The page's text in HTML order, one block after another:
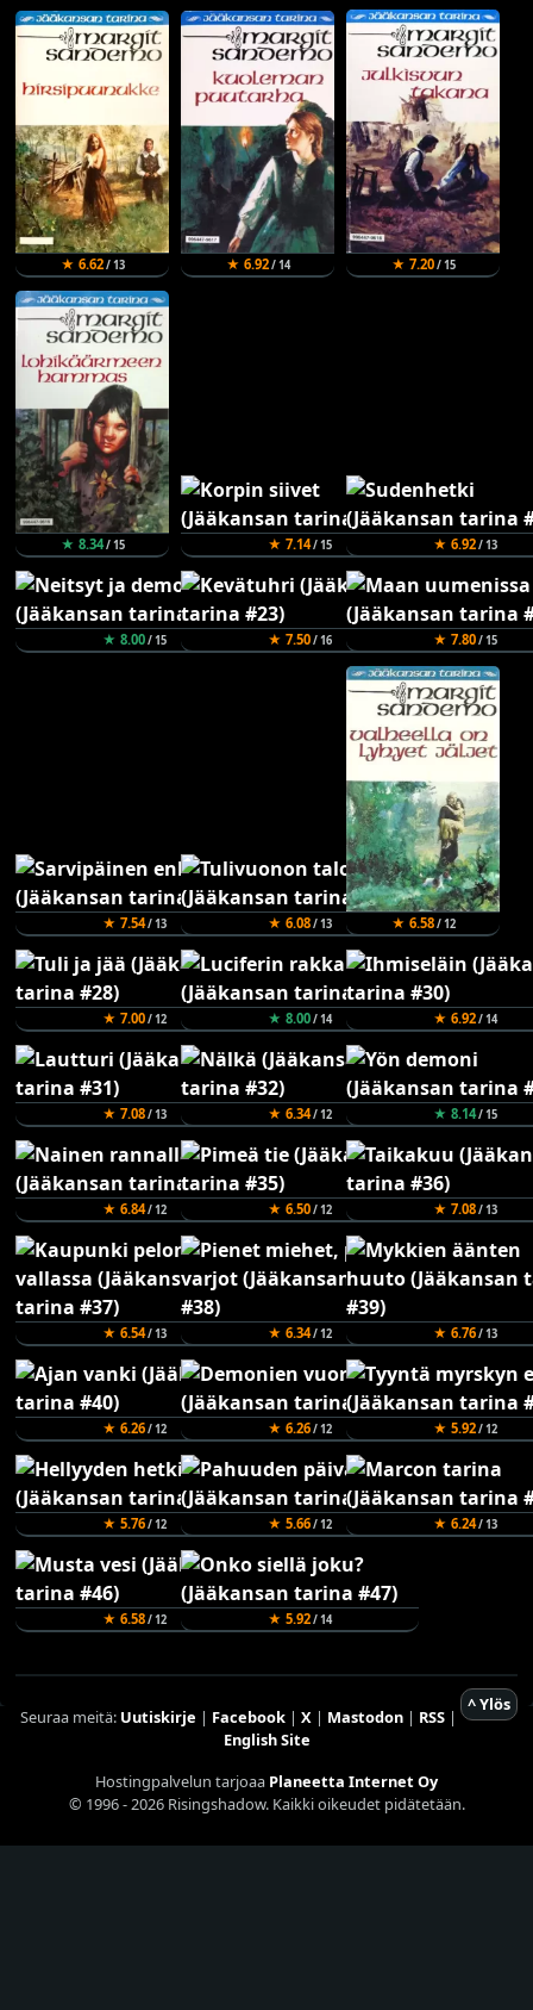
★ 6.62/ 13 ★ 6.92/ 14 ★ 7.20/ 15
★ 8.34/ 15 ★ 7.14/ 15 ★ 6.92/ 13
★ 8.00/ 15 ★ 7.50/ 16 ★ 7.80/ 15
★ 7.54/ 13 ★ 6.08/ 13 ★ 6.58/ 12
★ 7.00/ 12 ★ 8.00/ 14 ★ 6.92/ 14
★ 7.08/ 13 ★ 6.34/ 12 ★ 8.14/ 15
★ 6.84/ 12 ★ 6.50/ 12 ★ 7.08/ 13
★ 6.54/ 13 ★ 6.34/ 12 ★ 6.76/ 13
★ 6.26/ 12 ★ 6.26/ 12 ★ 5.92/ 12
★ 5.76/ 12 ★ 5.66/ 12 ★ 6.24/ 13
★ 6.58/ 12 ★ 5.92/ 14
^ Ylös
Seuraa meitä: Uutiskirje | Facebook| X| Mastodon| RSS|
English Site
Hostingpalvelun tarjoaa Planeetta Internet Oy
© 1996 - 2026 Risingshadow. Kaikki oikeudet pidätetään.